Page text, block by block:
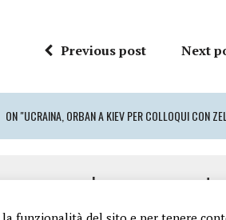
Previous post Next
ON "UCRAINA, ORBAN A KIEV PER COLLOQUI CON
Leave a comment